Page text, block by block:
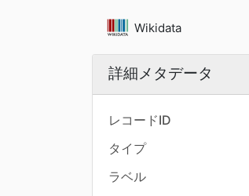
Wikidata
詳細メタデータ
レコードID
タイプ
ラベル